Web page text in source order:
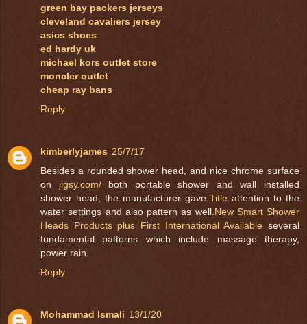
green bay packers jerseys
cleveland cavaliers jersey
asics shoes
ed hardy uk
michael kors outlet store
moncler outlet
cheap ray bans
Reply
kimberlyjames 25/7/17
Besides a rounded shower head, and nice chrome surface
on jigsy.com/both portable shower and wall installed
shower head, the manufacturer gaveTitle attention to the
water settings and also pattern as well. New Smart Shower
Heads Products plus First International Available several
fundamental patterns which include massage therapy,
power rain.
Reply
Mohammad Ismali 13/1/20